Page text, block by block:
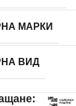
МАРКИ
ВИД